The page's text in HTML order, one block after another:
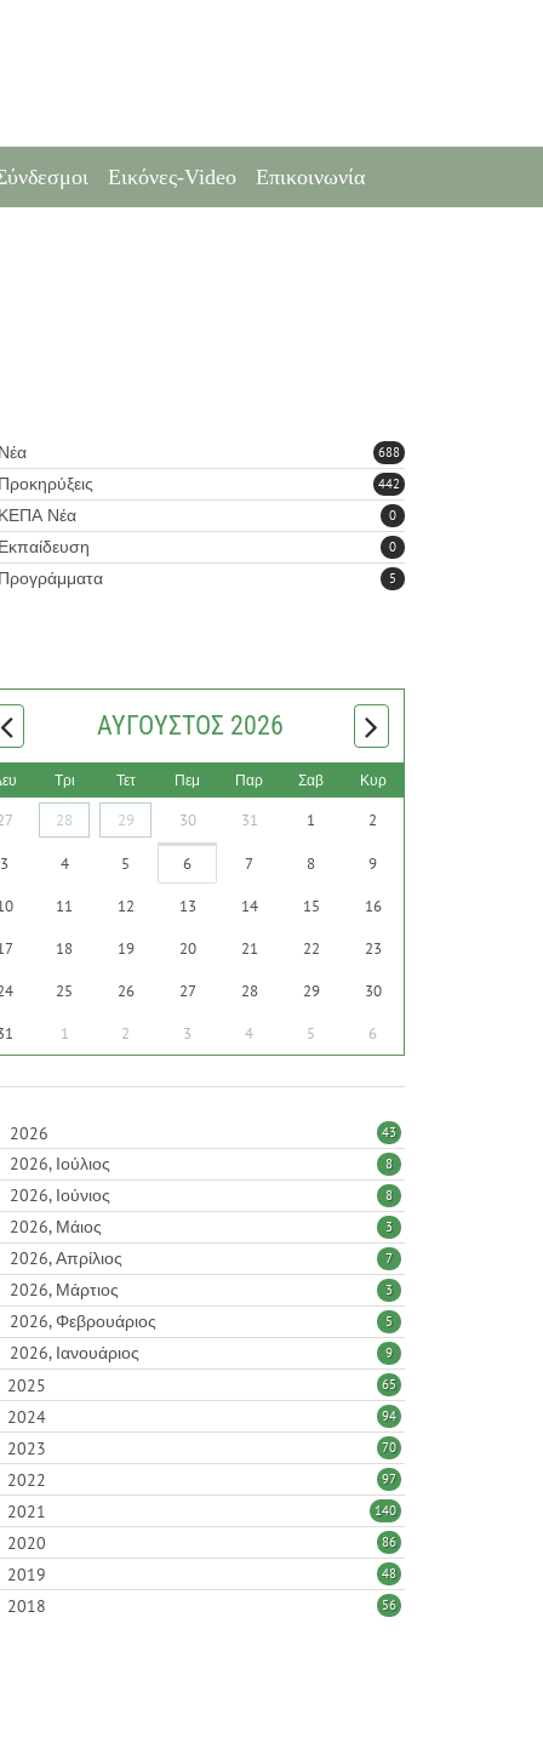
Εικόνες-Video Επικοινωνία
688
Νέα
442
Προκηρύξεις
0
ΚΕΠΑ Νέα
0
Εκπαίδευση
5
Προγράμματα
ΑΎΓΟΥΣΤΟΣ 2026
Τρι Τετ Πεμ Παρ Σαβ Κυρ
28 29 30 31 1 2
3 4 5 6 7 8 9
11 12 13 14 15 16
18 19 20 21 22 23
25 26 27 28 29 30
1 2 3 4 5 6
2026 43
2026, Ιούλιος 8
2026, Ιούνιος 8
2026, Μάιος 3
2026, Απρίλιος 7
2026, Μάρτιος 3
2026, Φεβρουάριος 5
2026, Ιανουάριος 9
2025 65
2024 94
2023 70
2022 97
2021 140
2020 86
2019 48
2018 56